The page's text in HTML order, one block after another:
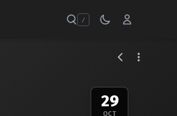
/
29
OCT